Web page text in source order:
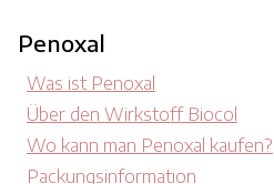
Penoxal
Was ist Penoxal
Über den Wirkstoff Biocol
Wo kann man Penoxal kaufen?
Packungsinformation